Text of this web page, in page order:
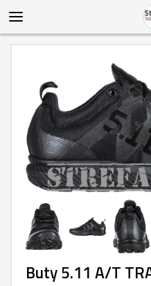
Buty 5.11 A/T